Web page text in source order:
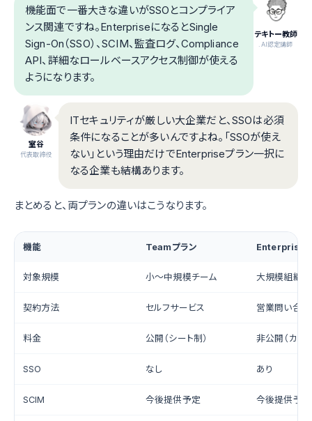
テキトー教師
.AI認定講師
機能面で一番大きな違いがSSOとコンプライア
ンス関連ですね。EnterpriseになるとSingle
Sign-On（SSO）、SCIM、監査ログ、Compliance
API、詳細なロールベースアクセス制御が使える
ようになります。
室谷
代表取締役
ITセキュリティが厳しい大企業だと、SSOは必須
条件になることが多いんですよね。「SSOが使え
ない」という理由だけでEnterpriseプラン一択に
なる企業も結構あります。
まとめると、両プランの違いはこうなります。
機能 Teamプラン Enterprise
対象規模 小〜中規模チーム 大規模組織
契約方法 セルフサービス 営業問い合
料金 公開（シート制） 非公開（カス
SSO なし あり
SCIM 今後提供予定 今後提供予定